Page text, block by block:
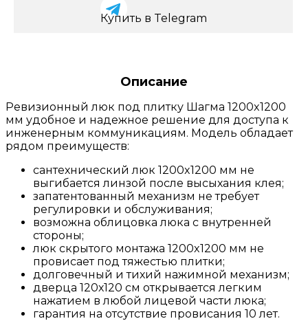
Купить в Telegram
Описание
Ревизионный люк под плитку Шагма 1200x1200
мм удобное и надежное решение для доступа к
инженерным коммуникациям. Модель обладает
рядом преимуществ:
сантехнический люк 1200x1200 мм не
выгибается линзой после высыхания клея;
запатентованный механизм не требует
регулировки и обслуживания;
возможна облицовка люка с внутренней
стороны;
люк скрытого монтажа 1200x1200 мм не
провисает под тяжестью плитки;
долговечный и тихий нажимной механизм;
дверца 120х120 см открывается легким
нажатием в любой лицевой части люка;
гарантия на отсутствие провисания 10 лет.